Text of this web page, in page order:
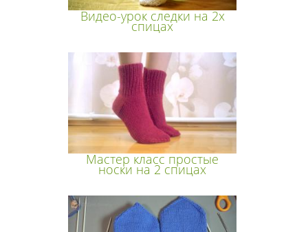
Видео-урок следки на 2х
спицах
Мастер класс простые
носки на 2 спицах